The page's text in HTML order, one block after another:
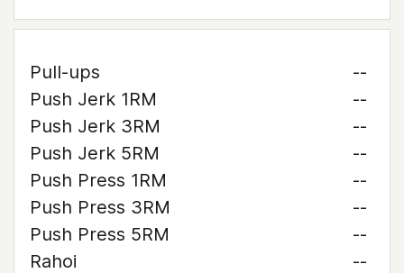
Pull-ups
--
Push Jerk 1RM
--
Push Jerk 3RM
--
Push Jerk 5RM
--
Push Press 1RM
--
Push Press 3RM
--
Push Press 5RM
--
Rahoi
--